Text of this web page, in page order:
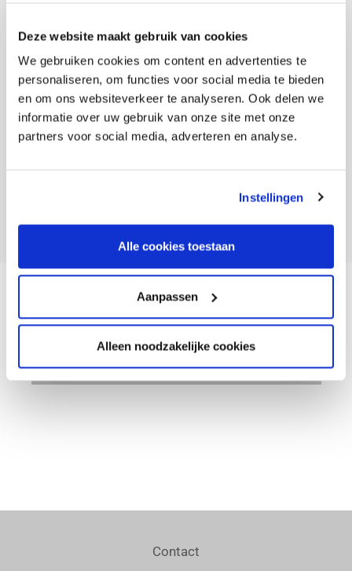
Deze website maakt gebruik van cookies
We gebruiken cookies om content en advertenties te
personaliseren, om functies voor social media te bieden
en om ons websiteverkeer te analyseren. Ook delen we
informatie over uw gebruik van onze site met onze
partners voor social media, adverteren en analyse.
Instellingen
Alle cookies toestaan
Aanpassen
Alleen noodzakelijke cookies
Facebook Twitter LinkedIn
Contact